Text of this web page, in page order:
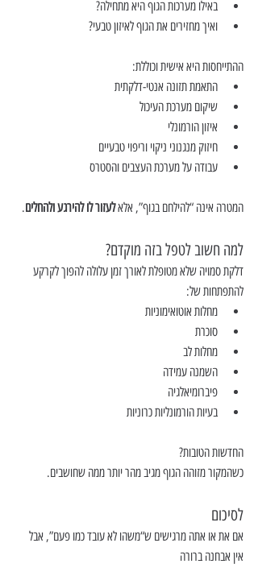
באילו מערכות הגוף היא מתחילה?
ואיך מחזירים את הגוף לאיזון טבעי?
ההתייחסות היא אישית וכוללת:
התאמת תזונה אנטי-דלקתית
שיקום מערכת העיכול
איזון הורמונלי
חיזוק מנגנוני ניקוי וריפוי טבעיים
עבודה על מערכת העצבים והסטרס
המטרה אינה “להילחם בגוף”, אלא לעזור לו להירגע ולהחלים.
למה חשוב לטפל בזה מוקדם?
דלקת סמויה שלא מטופלת לאורך זמן עלולה להפוך לקרקע
להתפתחות של:
מחלות אוטואימוניות
סוכרת
מחלות לב
השמנה עמידה
פיברומיאלגיה
בעיות הורמונליות כרוניות
החדשות הטובות?
כשהמקור מזוהה הגוף מגיב מהר יותר ממה שחושבים.
לסיכום
אם את או אתה מרגישים ש“משהו לא עובד כמו פעם”, אבל
אין אבחנה ברורה